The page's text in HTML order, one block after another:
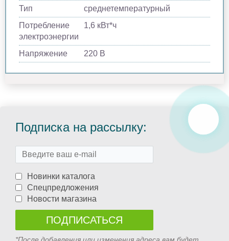
Тип
среднетемпературный
Потребление
электроэнергии
1,6 кВт*ч
Напряжение 220 В
Подписка на рассылку:
Новинки каталога
Спецпредложения
Новости магазина
*После добавления или изменения адреса вам будет